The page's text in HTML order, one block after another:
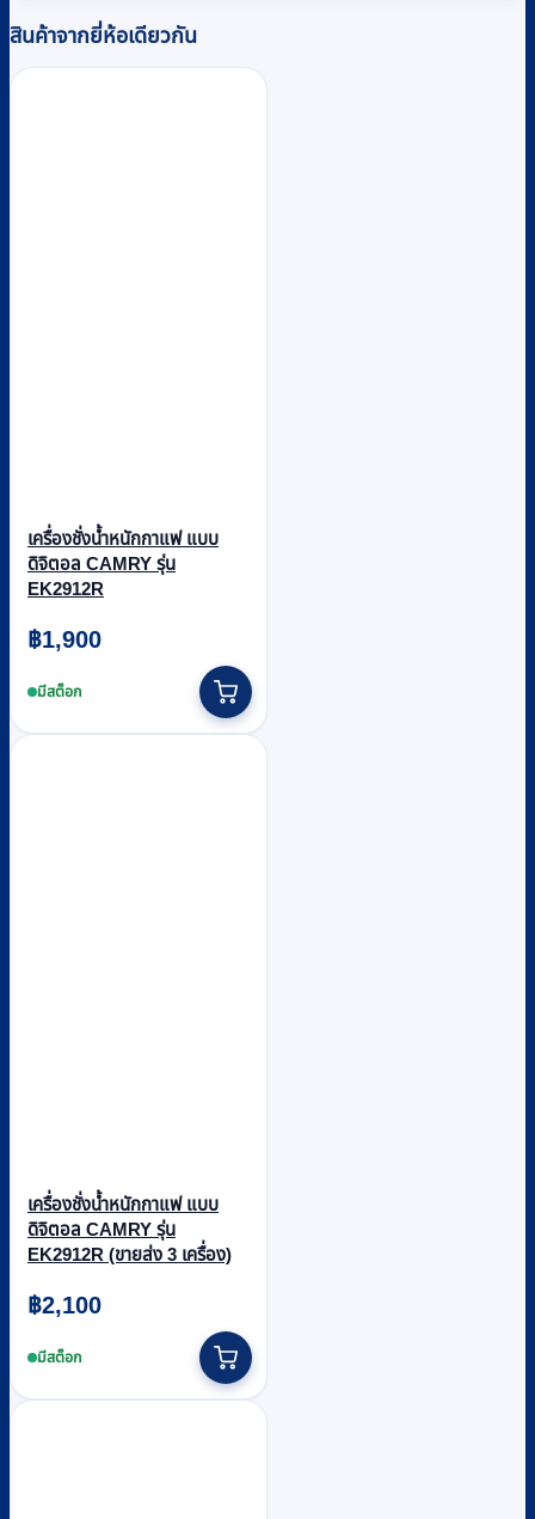
สินค้าจากยี่ห้อเดียวกัน
เครื่องชั่งน้ำหนักกาแฟ แบบ
ดิจิตอล CAMRY รุ่น
EK2912R
฿1,900
มีสต็อก
เครื่องชั่งน้ำหนักกาแฟ แบบ
ดิจิตอล CAMRY รุ่น
EK2912R (ขายส่ง 3 เครื่อง)
฿2,100
มีสต็อก